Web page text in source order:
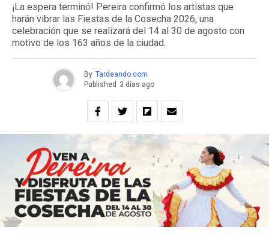
¡La espera terminó! Pereira confirmó los artistas que
harán vibrar las Fiestas de la Cosecha 2026, una
celebración que se realizará del 14 al 30 de agosto con
motivo de los 163 años de la ciudad.
By Tardeando.com
Published 3 días ago